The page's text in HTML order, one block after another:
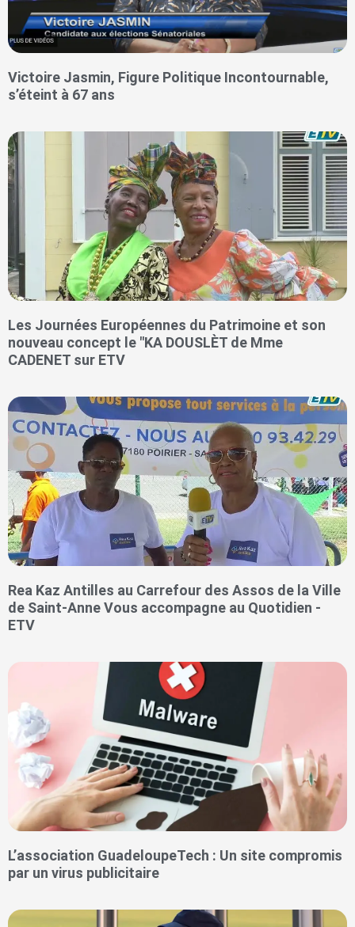
Victoire Jasmin, Figure Politique Incontournable,
s’éteint à 67 ans
Les Journées Européennes du Patrimoine et son
nouveau concept le "KA DOUSLÈT de Mme
CADENET sur ETV
Rea Kaz Antilles au Carrefour des Assos de la Ville
de Saint-Anne Vous accompagne au Quotidien -
ETV
L’association GuadeloupeTech : Un site compromis
par un virus publicitaire